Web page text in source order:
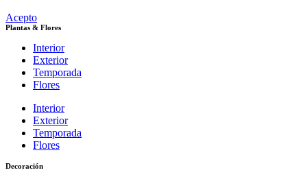
Acepto
Plantas & Flores
Interior
Exterior
Temporada
Flores
Interior
Exterior
Temporada
Flores
Decoración